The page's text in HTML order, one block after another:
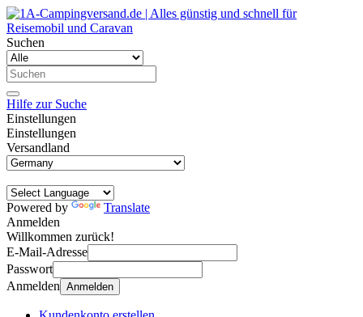
Suchen
Hilfe zur Suche
Einstellungen
Einstellungen
Versandland
Powered by
Translate
Anmelden
Willkommen zurück!
E-Mail-Adresse
Passwort
Anmelden Anmelden